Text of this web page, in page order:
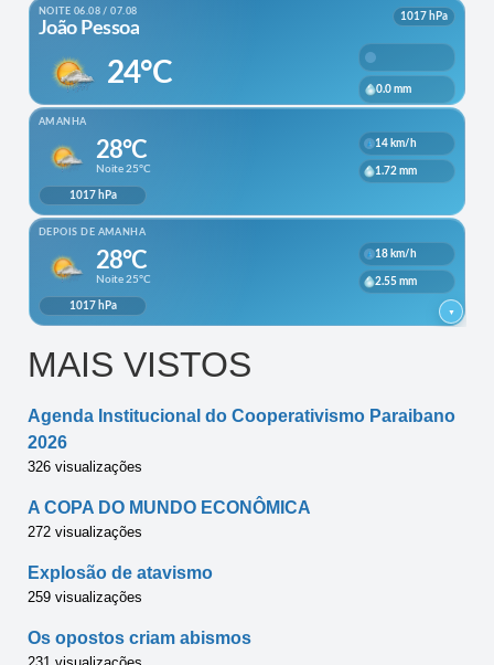
MAIS VISTOS
Agenda Institucional do Cooperativismo Paraibano
2026
326 visualizações
A COPA DO MUNDO ECONÔMICA
272 visualizações
Explosão de atavismo
259 visualizações
Os opostos criam abismos